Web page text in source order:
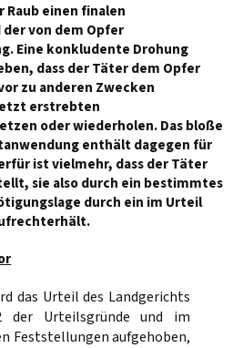
einen finalen
von dem Opfer
Eine konkludente Drohung
dass der Täter dem Opfer
zu anderen Zwecken
erstrebten
oder wiederholen. Das bloße
enthält dagegen für
ist vielmehr, dass der Täter
sie also durch ein bestimmtes
durch ein im Urteil
das Urteil des Landgerichts
der Urteilsgründe und im
Feststellungen aufgehoben,